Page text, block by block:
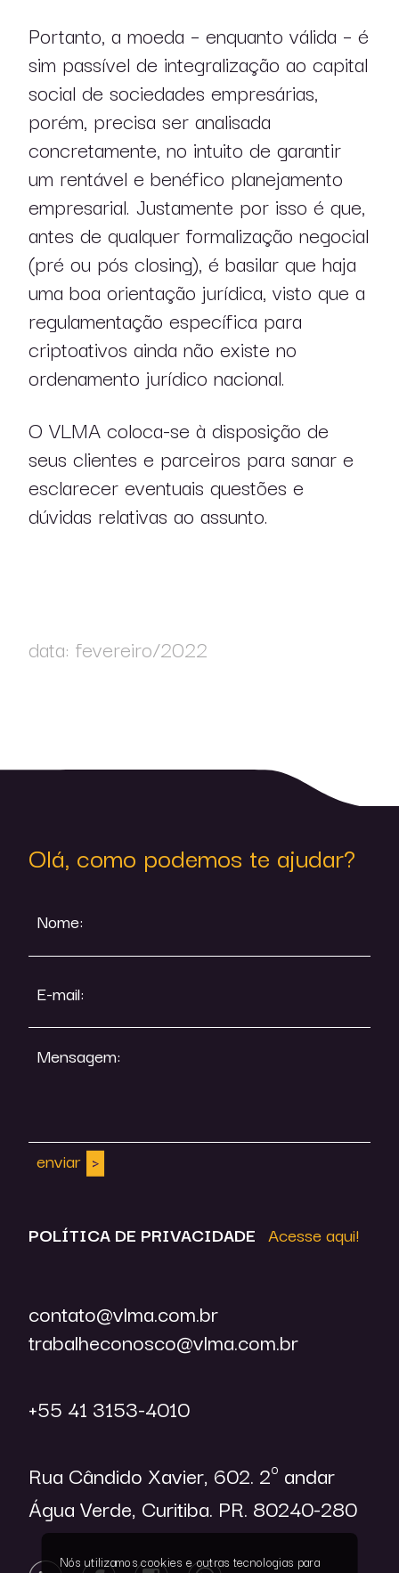
Portanto, a moeda – enquanto válida – é
sim passível de integralização ao capital
social de sociedades empresárias,
porém, precisa ser analisada
concretamente, no intuito de garantir
um rentável e benéfico planejamento
empresarial. Justamente por isso é que,
antes de qualquer formalização negocial
(pré ou pós closing), é basilar que haja
uma boa orientação jurídica, visto que a
regulamentação específica para
criptoativos ainda não existe no
ordenamento jurídico nacional.
O VLMA coloca-se à disposição de
seus clientes e parceiros para sanar e
esclarecer eventuais questões e
dúvidas relativas ao assunto.
data: fevereiro/2022
Olá, como podemos te ajudar?
Nome:
E-mail:
Mensagem:
enviar
POLÍTICA DE PRIVACIDADE Acesse aqui!
contato@vlma.com.br
trabalheconosco@vlma.com.br
+55 41 3153-4010
Rua Cândido Xavier, 602. 2º andar
Água Verde, Curitiba. PR. 80240-280
Nós utilizamos cookies e outras tecnologias para